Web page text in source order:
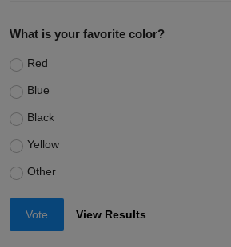
What is your favorite color?
Red
Blue
Black
Yellow
Other
Vote View Results